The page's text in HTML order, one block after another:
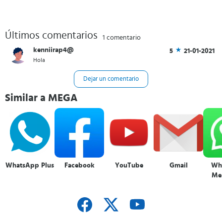
Últimos comentarios
1 comentario
kenniirap4@
5 21-01-2021
Hola
Dejar un comentario
Similar a MEGA
WhatsApp Plus Facebook YouTube Gmail